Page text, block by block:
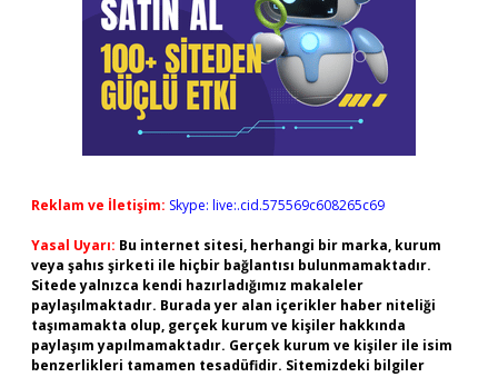
Reklam ve İletişim: Skype: live:.cid.575569c608265c69
Yasal Uyarı: Bu internet sitesi, herhangi bir marka, kurum
veya şahıs şirketi ile hiçbir bağlantısı bulunmamaktadır.
Sitede yalnızca kendi hazırladığımız makaleler
paylaşılmaktadır. Burada yer alan içerikler haber niteliği
taşımamakta olup, gerçek kurum ve kişiler hakkında
paylaşım yapılmamaktadır. Gerçek kurum ve kişiler ile isim
benzerlikleri tamamen tesadüfidir. Sitemizdeki bilgiler